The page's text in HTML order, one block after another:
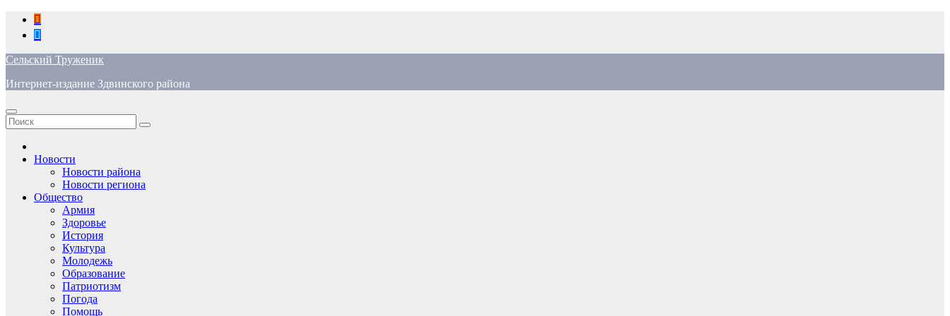
Перейти
содержимому
Сельский Труженик
Интернет-издание Здвинского района
Новости
Новости района
Новости региона
Общество
Армия
Здоровье
История
Культура
Молодежь
Образование
Патриотизм
Погода
Помощь